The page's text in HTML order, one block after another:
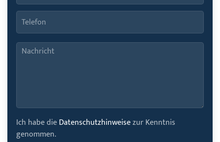
Ich habe dieDatenschutzhinweisezur Kenntnis
genommen.